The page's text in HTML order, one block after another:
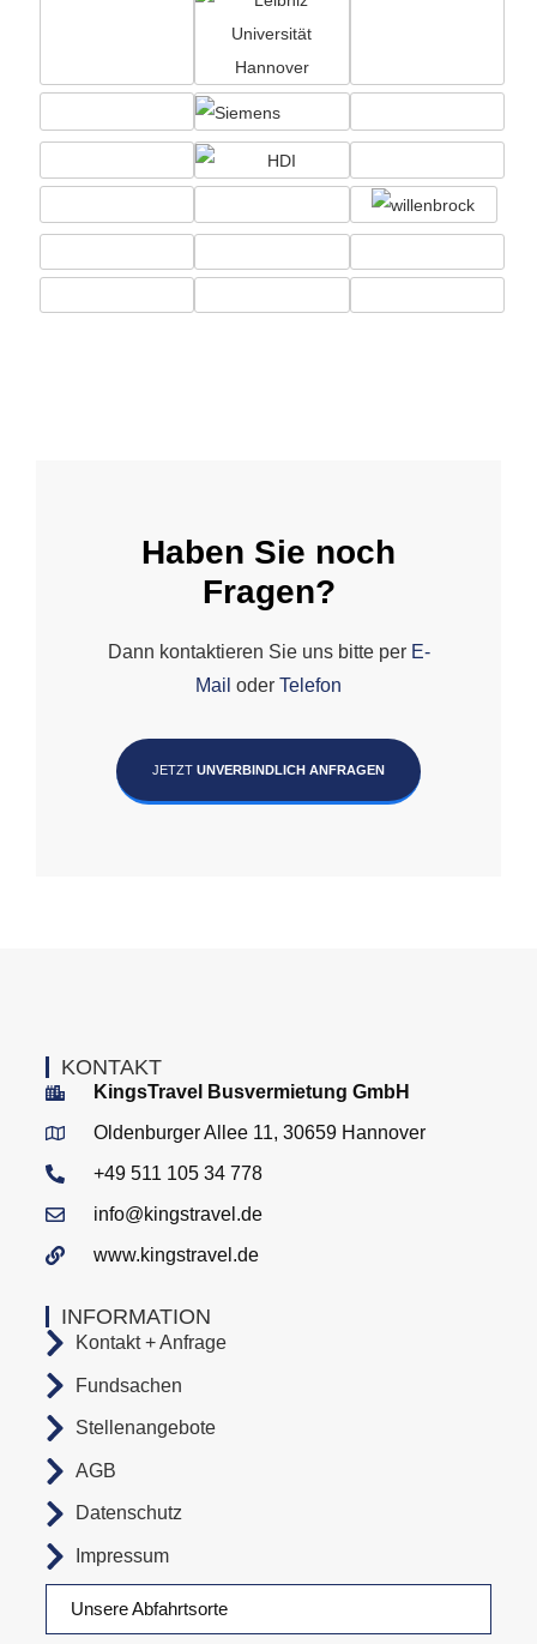
Haben Sie noch
Fragen?
Dann kontaktieren Sie uns bitte per E-
Mail oder Telefon
JETZT UNVERBINDLICH ANFRAGEN
Unsere Abfahrtsorte
INFORMATION
Kontakt + Anfrage
Fundsachen
Stellenangebote
AGB
Datenschutz
Impressum
KONTAKT
KingsTravel Busvermietung GmbH
Oldenburger Allee 11, 30659 Hannover
+49 511 105 34 778
info@kingstravel.de
www.kingstravel.de